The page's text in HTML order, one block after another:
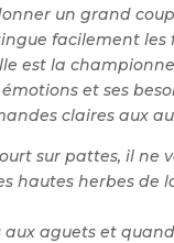
un grand
facilement les
est la
et ses
claires aux
sur pattes, il ne
hautes herbes de
aux aguets et